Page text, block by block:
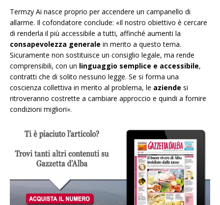
Termzy Ai nasce proprio per accendere un campanello di
allarme. Il cofondatore conclude: «Il nostro obiettivo è cercare
di renderla il più accessibile a tutti, affinché aumenti la
consapevolezza generale in merito a questo tema.
Sicuramente non sostituisce un consiglio legale, ma rende
comprensibili, con un linguaggio semplice e accessibile,
contratti che di solito nessuno legge. Se si forma una
coscienza collettiva in merito al problema, le aziende si
ritroveranno costrette a cambiare approccio e quindi a fornire
condizioni migliori».